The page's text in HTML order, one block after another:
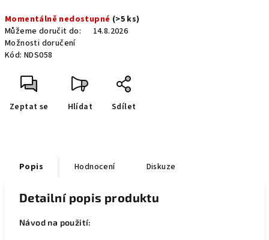
cena:
Momentálně nedostupné (>5 ks)
Můžeme doručit do:
14.8.2026
Možnosti doručení
Kód: NDS058
Zeptat se Hlídat Sdílet
Popis Hodnocení Diskuze
Detailní popis produktu
Návod na použití: